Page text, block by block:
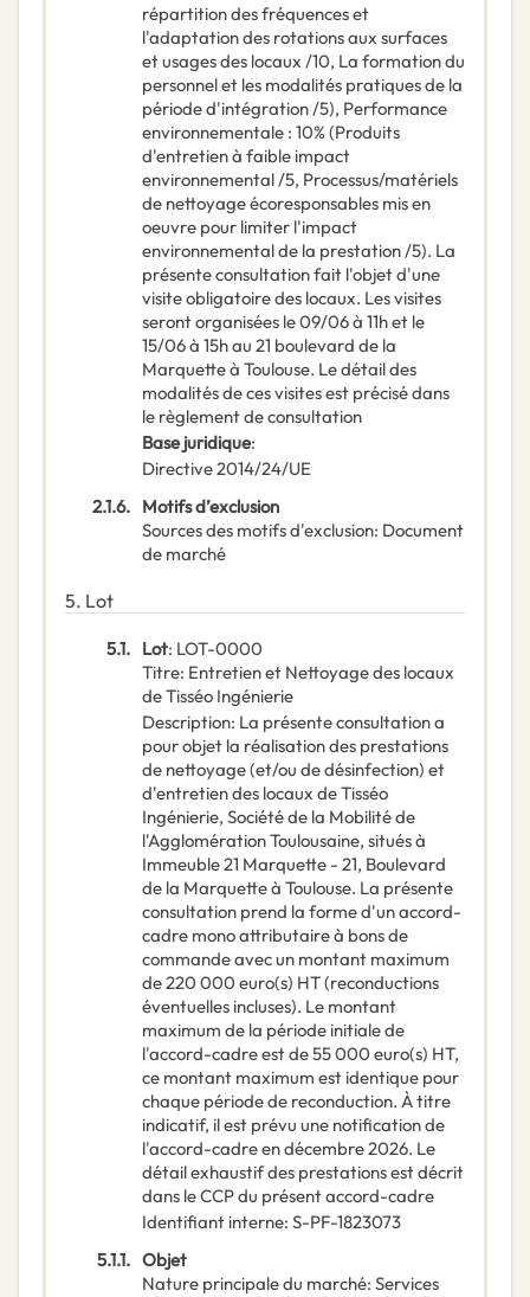
répartition des fréquences et
l'adaptation des rotations aux surfaces
et usages des locaux /10, La formation du
personnel et les modalités pratiques de la
période d'intégration /5), Performance
environnementale : 10% (Produits
d'entretien à faible impact
environnemental /5, Processus/matériels
de nettoyage écoresponsables mis en
oeuvre pour limiter l'impact
environnemental de la prestation /5). La
présente consultation fait l'objet d'une
visite obligatoire des locaux. Les visites
seront organisées le 09/06 à 11h et le
15/06 à 15h au 21 boulevard de la
Marquette à Toulouse. Le détail des
modalités de ces visites est précisé dans
le règlement de consultation
Base juridique:
Directive 2014/24/UE
2.1.6. Motifs d’exclusion
Sources des motifs d'exclusion: Document
de marché
5. Lot
5.1. Lot: LOT-0000
Titre: Entretien et Nettoyage des locaux
de Tisséo Ingénierie
Description: La présente consultation a
pour objet la réalisation des prestations
de nettoyage (et/ou de désinfection) et
d'entretien des locaux de Tisséo
Ingénierie, Société de la Mobilité de
l'Agglomération Toulousaine, situés à
Immeuble 21 Marquette - 21, Boulevard
de la Marquette à Toulouse. La présente
consultation prend la forme d'un accord-
cadre mono attributaire à bons de
commande avec un montant maximum
de 220 000 euro(s) HT (reconductions
éventuelles incluses). Le montant
maximum de la période initiale de
l'accord-cadre est de 55 000 euro(s) HT,
ce montant maximum est identique pour
chaque période de reconduction. À titre
indicatif, il est prévu une notification de
l'accord-cadre en décembre 2026. Le
détail exhaustif des prestations est décrit
dans le CCP du présent accord-cadre
Identifiant interne: S-PF-1823073
5.1.1. Objet
Nature principale du marché: Services